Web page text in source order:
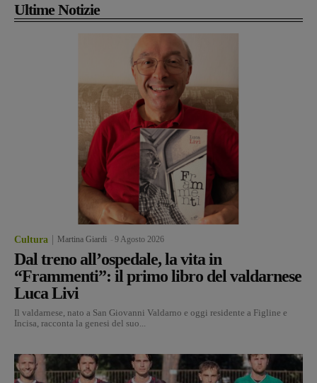
Ultime Notizie
Cultura Martina Giardi 9 Agosto 2026
Dal treno all’ospedale, la vita in
“Frammenti”: il primo libro del valdarnese
Luca Livi
Il valdarnese, nato a San Giovanni Valdarno e oggi residente a Figline e
Incisa, racconta la genesi del suo...